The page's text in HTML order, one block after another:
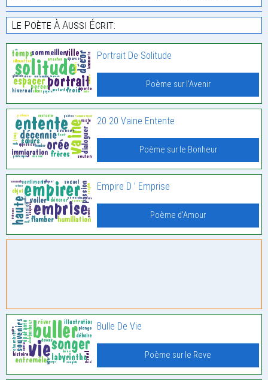
Le Poète À Aussi Écrit:
Portrait De Solitude
Poème sur l'Avenir
20 20 Vaine Entente
Poème sur le Bonheur
Empire D ’ Emprise
Poème d'Amour
Bulle De Vie
Poème sur le Reve